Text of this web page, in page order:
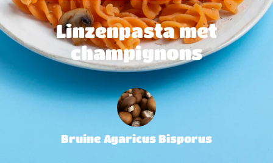
Linzenpasta met
champignons
Bruine Agaricus Bisporus